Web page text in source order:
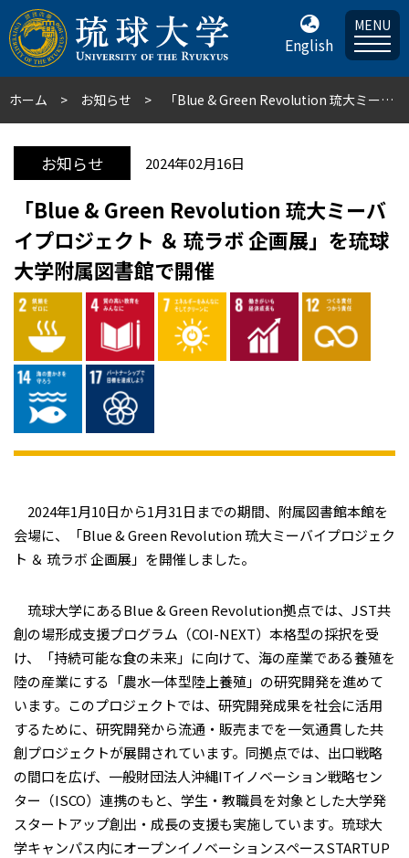
English
MENU
ホーム お知らせ 「Blue & Green Revolution 琉大ミーバイプロジェクト ＆ 琉ラボ 企画展」を琉球大学附属図書館で開催
お知らせ 2024年02月16日
「Blue & Green Revolution 琉大ミーバ
イプロジェクト ＆ 琉ラボ 企画展」を琉球
大学附属図書館で開催
2024年1月10日から1月31日までの期間、附属図書館本館を
会場に、「Blue & Green Revolution 琉大ミーバイプロジェク
ト ＆ 琉ラボ 企画展」を開催しました。
琉球大学にあるBlue & Green Revolution拠点では、JST共
創の場形成支援プログラム（COI-NEXT）本格型の採択を受
け、「持続可能な食の未来」に向けて、海の産業である養殖を
陸の産業にする「農水一体型陸上養殖」の研究開発を進めて
います。このプロジェクトでは、研究開発成果を社会に活用
するために、研究開発から流通・販売までを一気通貫した共
創プロジェクトが展開されています。同拠点では、出口戦略
の間口を広げ、一般財団法人沖縄ITイノベーション戦略セン
ター（ISCO）連携のもと、学生・教職員を対象とした大学発
スタートアップ創出・成長の支援も実施しています。琉球大
学キャンパス内にオープンイノベーションスペースSTARTUP